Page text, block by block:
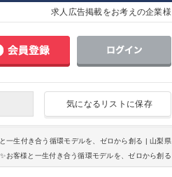
求人広告掲載をお考えの企業様
気になるリストに保存
一生付き合う循環モデルを、ゼロから創る | 山梨県
お客様と一生付き合う循環モデルを、ゼロから創る